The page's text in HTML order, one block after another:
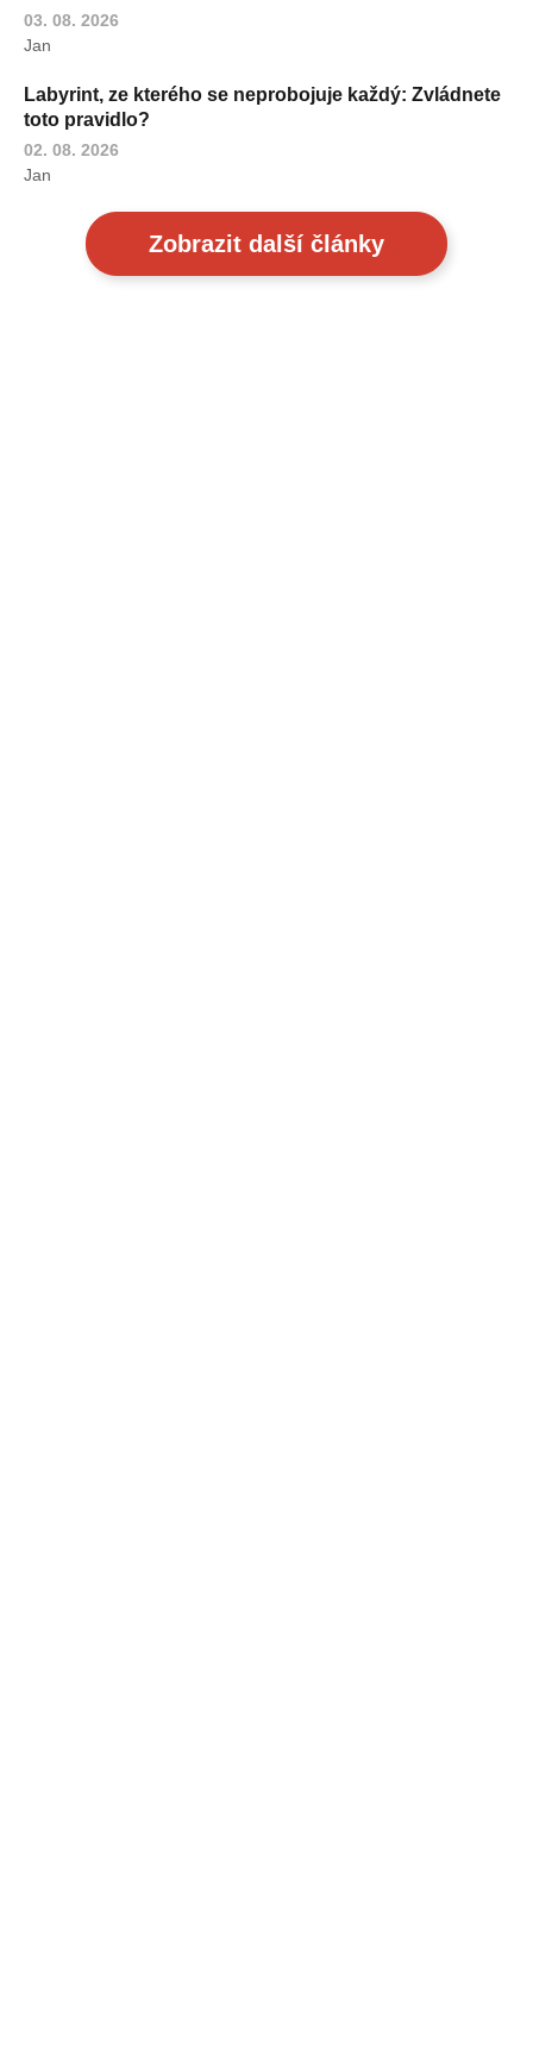
03. 08. 2026
Jan
Labyrint, ze kterého se neprobojuje každý: Zvládnete
toto pravidlo?
02. 08. 2026
Jan
Zobrazit další články